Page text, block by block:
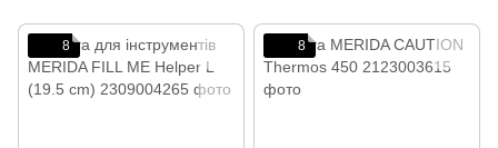
8 8